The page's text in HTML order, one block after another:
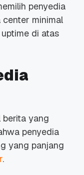
penyedia
minimal
uptime di atas
berita yang
penyedia
yang panjang
.